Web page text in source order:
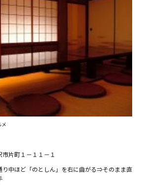
片町１－１１－１
り中ほど「のとしん」を右に曲がる⇒そのまま直